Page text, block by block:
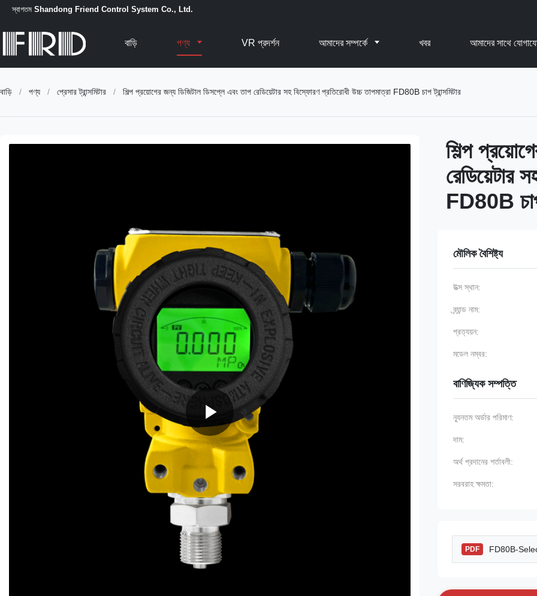
স্বাগতম Shandong Friend Control System Co., Ltd.
বাড়ি পণ্য VR প্রদর্শন আমাদের সম্পর্কে খবর আমাদের সাথে
বাড়ি / পণ্য / প্রেসার ট্রান্সমিটার / শিল্প প্রয়োগের জন্য ডিজিটাল ডিসপ্লে এবং তাপ রেডিয়েটার সহ বিস্ফোরণ প্রতিরোধী উচ্চ তাপমাত্রা FD80B চাপ ট্রান্সমিটার
শিল্প
রেডিয়েটার
FD80B চাপ
মৌলিক বৈশিষ্ট্য
উত্স স্থান:
ব্র্যান্ড নাম:
প্রত্যয়ন:
মডেল নম্বর:
বাণিজ্যিক সম্পত্তি
ন্যূনতম অর্ডার পরিমাণ:
দাম:
অর্থ প্রদানের শর্তাবলী:
সরবরাহ ক্ষমতা:
PDF FD80B-